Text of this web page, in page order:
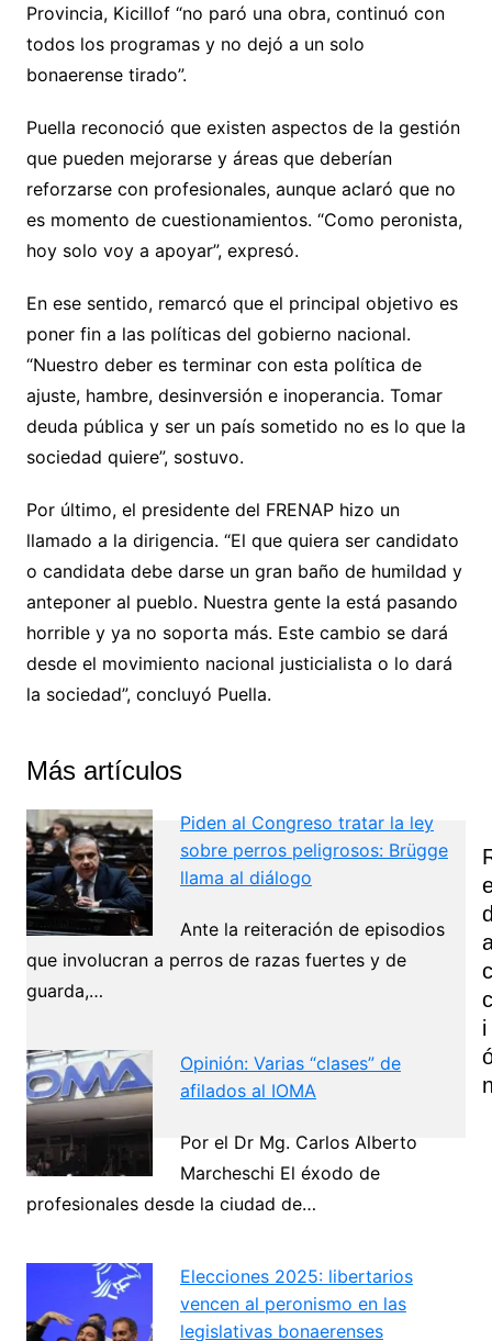
Provincia, Kicillof “no paró una obra, continuó con
todos los programas y no dejó a un solo
bonaerense tirado”.
Puella reconoció que existen aspectos de la gestión
que pueden mejorarse y áreas que deberían
reforzarse con profesionales, aunque aclaró que no
es momento de cuestionamientos. “Como peronista,
hoy solo voy a apoyar”, expresó.
En ese sentido, remarcó que el principal objetivo es
poner fin a las políticas del gobierno nacional.
“Nuestro deber es terminar con esta política de
ajuste, hambre, desinversión e inoperancia. Tomar
deuda pública y ser un país sometido no es lo que la
sociedad quiere”, sostuvo.
Por último, el presidente del FRENAP hizo un
llamado a la dirigencia. “El que quiera ser candidato
o candidata debe darse un gran baño de humildad y
anteponer al pueblo. Nuestra gente la está pasando
horrible y ya no soporta más. Este cambio se dará
desde el movimiento nacional justicialista o lo dará
la sociedad”, concluyó Puella.
Más artículos
Piden al Congreso tratar la ley
sobre perros peligrosos: Brügge
llama al diálogo
Ante la reiteración de episodios
que involucran a perros de razas fuertes y de
guarda,…
Opinión: Varias “clases” de
afilados al IOMA
Por el Dr Mg. Carlos Alberto
Marcheschi El éxodo de
profesionales desde la ciudad de…
Elecciones 2025: libertarios
vencen al peronismo en las
legislativas bonaerenses
I
Navegación
entradas